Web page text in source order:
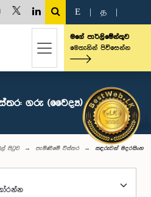
E த
මගේ පාර්ලිමේන්තුව
මෙතැනින් පිවිසෙන්න
ගරු (වෛද්‍ය) සඳරුවන්
පිටුව පැමිණීමේ විස්තර සඳරුවන් මදරසිංහ